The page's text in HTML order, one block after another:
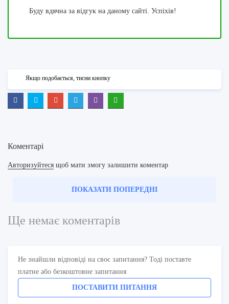
Буду вдячна за відгук на даному сайті. Успіхів!
Якщо подобається, тисни кнопку
Коментарі
Авторизуйтеся щоб мати змогу залишити коментар
ПОКАЗАТИ ПОПЕРЕДНІ
Ще немає коментарів
Не знайшли відповіді на своє запитання? Тоді поставте
платне або безкоштовне запитання
ПОСТАВИТИ ПИТАННЯ